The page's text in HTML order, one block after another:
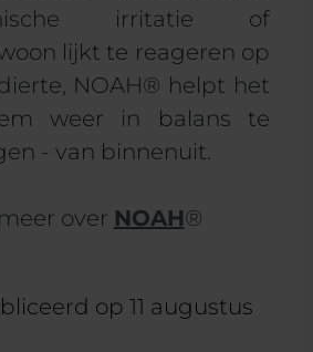
irritatie of
lijkt te reageren op
NOAH® helpt het
weer in balans te
- van binnenuit.
over NOAH®
op 11 augustus